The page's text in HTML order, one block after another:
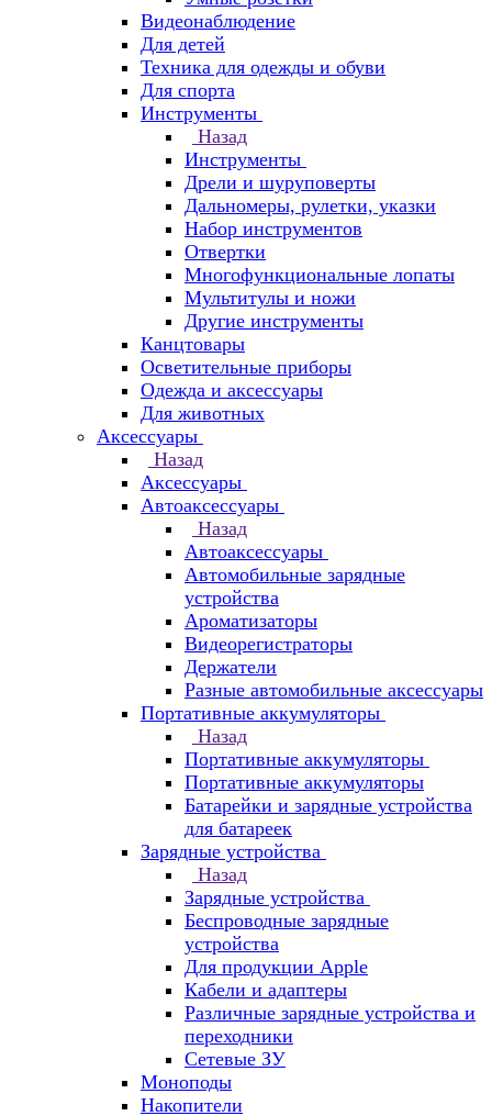
Видеонаблюдение
Для детей
Техника для одежды и обуви
Для спорта
Инструменты
Назад
Инструменты
Дрели и шуруповерты
Дальномеры, рулетки, указки
Набор инструментов
Отвертки
Многофункциональные лопаты
Мультитулы и ножи
Другие инструменты
Канцтовары
Осветительные приборы
Одежда и аксессуары
Для животных
Аксессуары
Назад
Аксессуары
Автоаксессуары
Назад
Автоаксессуары
Автомобильные зарядные
устройства
Ароматизаторы
Видеорегистраторы
Держатели
Разные автомобильные аксессуары
Портативные аккумуляторы
Назад
Портативные аккумуляторы
Портативные аккумуляторы
Батарейки и зарядные устройства
для батареек
Зарядные устройства
Назад
Зарядные устройства
Беспроводные зарядные
устройства
Для продукции Apple
Кабели и адаптеры
Различные зарядные устройства и
переходники
Сетевые ЗУ
Моноподы
Накопители